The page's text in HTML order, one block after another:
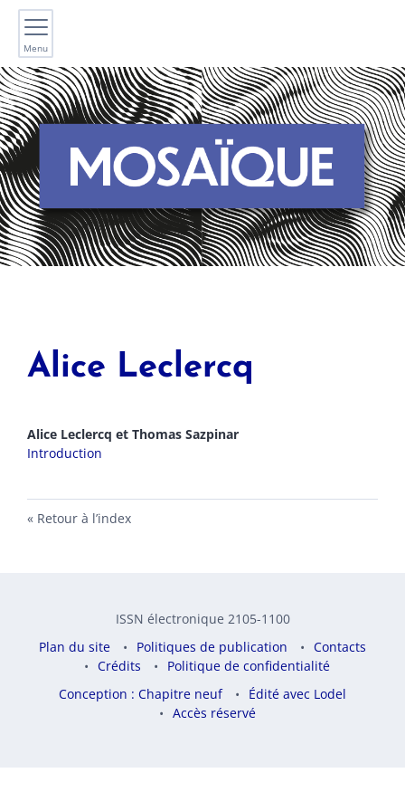
Menu
Alice Leclercq
Alice Leclercq et Thomas Sazpinar
Introduction
Retour à l’index
ISSN électronique 2105-1100
Plan du site
Politiques de publication
Contacts
Crédits
Politique de confidentialité
Conception : Chapitre neuf
Édité avec Lodel
Accès réservé